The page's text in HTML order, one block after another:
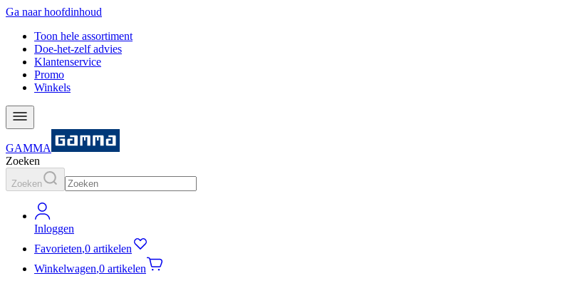
Ga naar hoofdinhoud
Toon hele assortiment
Doe-het-zelf advies
Klantenservice
Promo
Winkels
GAMMA
Zoeken
Zoeken
Inloggen
Favorieten,0 artikelen
Winkelwagen,0 artikelen